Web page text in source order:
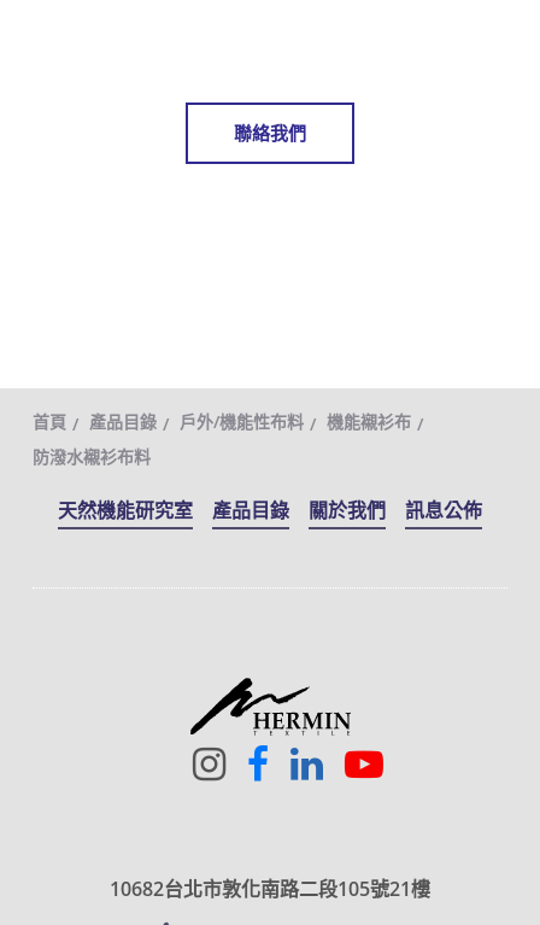
聯絡我們
首頁 產品目錄 戶外/機能性布料
機能襯衫布
防潑水襯衫布料
天然機能研究室 產品目錄 關於我們 訊息公佈
10682台北市敦化南路二段105號21樓